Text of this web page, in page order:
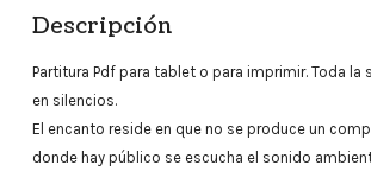
Descripción
Partitura Pdf para tablet o para imprimir. Toda la
en silencios.
El encanto reside en que no se produce un
donde hay público se escucha el sonido